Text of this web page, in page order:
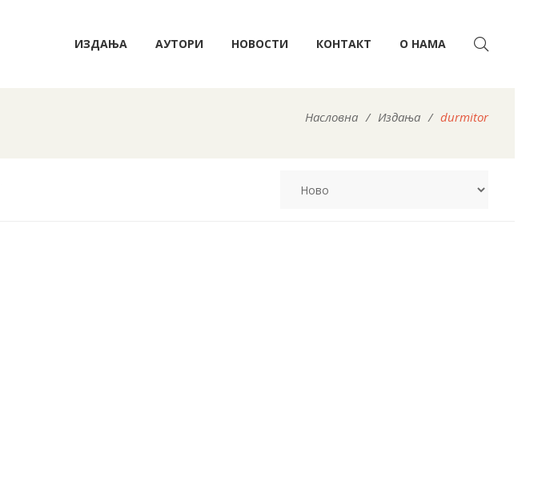
ИЗДАЊА АУТОРИ НОВОСТИ КОНТАКТ О НАМА
Насловна / Издања / durmitor